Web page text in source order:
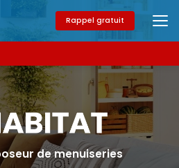
Rappel gratuit
de menuiseries